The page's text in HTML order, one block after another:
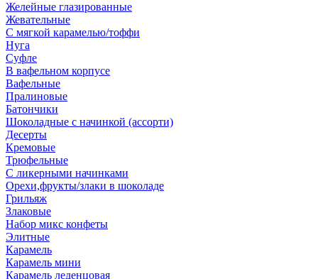
Желейные глазированные
Жевательные
С мягкой карамелью/тоффи
Нуга
Суфле
В вафельном корпусе
Вафельные
Пралиновые
Батончики
Шоколадные с начинкой (ассорти)
Десерты
Кремовые
Трюфельные
С ликерными начинками
Орехи,фрукты/злаки в шоколаде
Грильяж
Злаковые
Набор микс конфеты
Элитные
Карамель
Карамель мини
Карамель леденцовая